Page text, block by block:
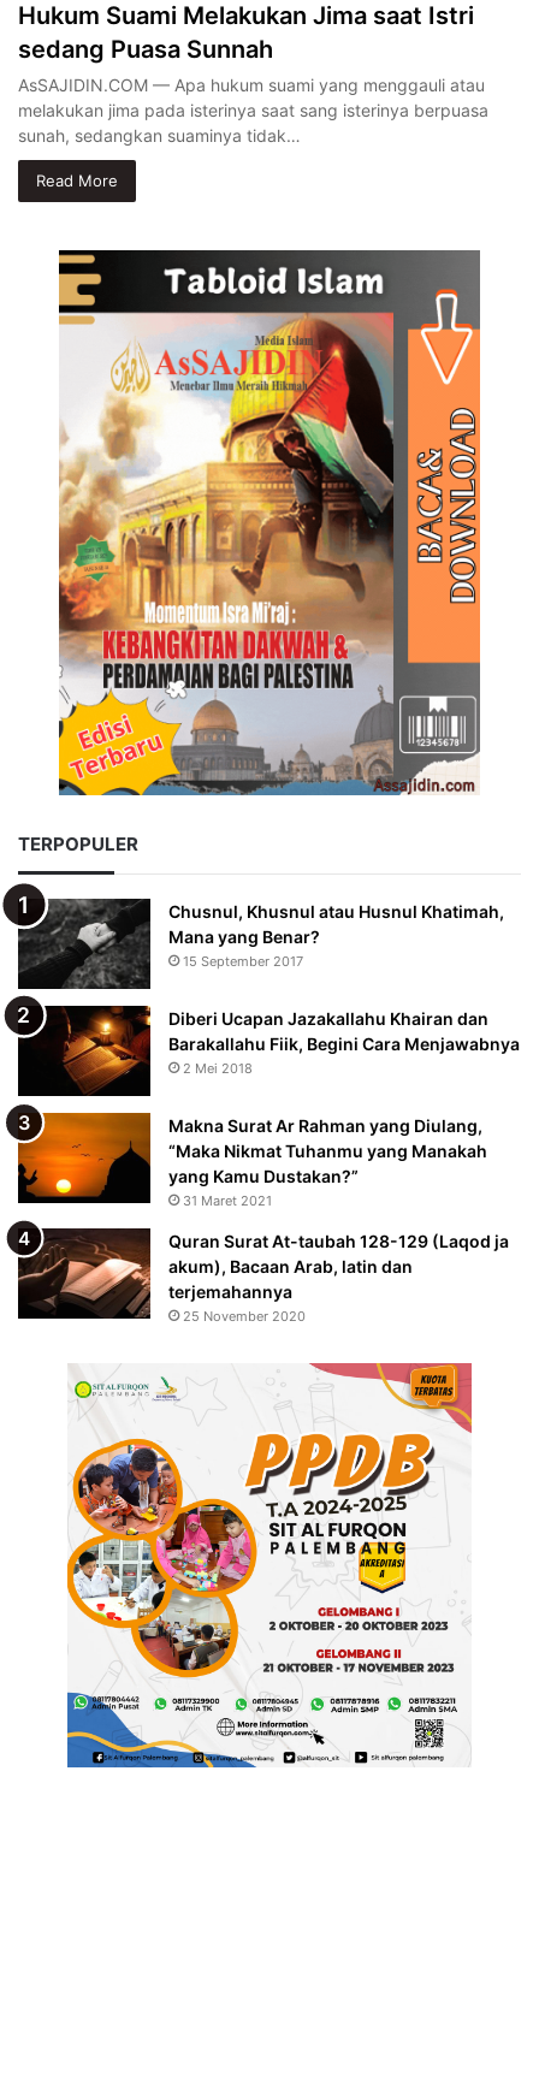
Hukum Suami Melakukan Jima saat Istri
sedang Puasa Sunnah
AsSAJIDIN.COM — Apa hukum suami yang menggauli atau
melakukan jima pada isterinya saat sang isterinya berpuasa
sunah, sedangkan suaminya tidak…
Read More
TERPOPULER
Chusnul, Khusnul atau Husnul Khatimah,
Mana yang Benar?
15 September 2017
Diberi Ucapan Jazakallahu Khairan dan
Barakallahu Fiik, Begini Cara Menjawabnya
2 Mei 2018
Makna Surat Ar Rahman yang Diulang,
“Maka Nikmat Tuhanmu yang Manakah
yang Kamu Dustakan?”
31 Maret 2021
Quran Surat At-taubah 128-129 (Laqod ja
akum), Bacaan Arab, latin dan
terjemahannya
25 November 2020